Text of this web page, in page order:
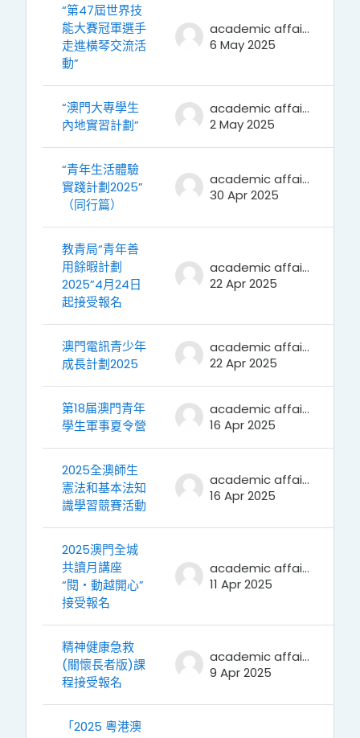
“第47屆世界技
能大賽冠軍選手
走進橫琴交流活
動”
academic affairs
6 May 2025
“澳門大專學生
內地實習計劃”
academic affairs
2 May 2025
“青年生活體驗
實踐計劃2025”
（同行篇）
academic affairs
30 Apr 2025
教青局“青年善
用餘暇計劃
2025”4月24日
起接受報名
academic affairs
22 Apr 2025
澳門電訊青少年
成長計劃2025
academic affairs
22 Apr 2025
第18届澳門青年
學生軍事夏令營
academic affairs
16 Apr 2025
2025全澳師生
憲法和基本法知
識學習競賽活動
academic affairs
16 Apr 2025
2025澳門全城
共讀月講座
“閱‧動越開心”
接受報名
academic affairs
11 Apr 2025
精神健康急救
(關懷長者版)課
程接受報名
academic affairs
9 Apr 2025
「2025 粵港澳